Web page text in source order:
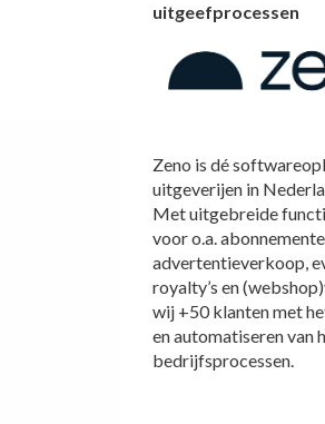
uitgeefprocessen
Zeno is dé
uitgeverijen in
Met uitgebreide
voor o.a.
advertentieverkoop,
royalty’s en
wij +50 klanten met
en automatiseren van
bedrijfsprocessen.